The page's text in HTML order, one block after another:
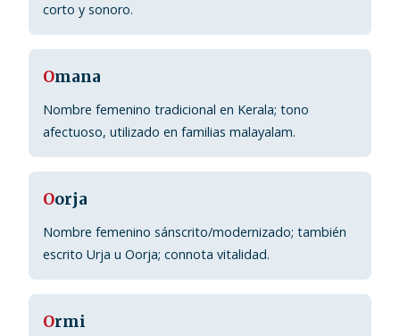
corto y sonoro.
Omana
Nombre femenino tradicional en Kerala; tono
afectuoso, utilizado en familias malayalam.
Oorja
Nombre femenino sánscrito/modernizado; también
escrito Urja u Oorja; connota vitalidad.
Ormi